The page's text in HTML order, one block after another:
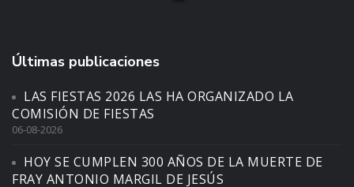
Últimas publicaciones
LAS FIESTAS 2026 LAS HA ORGANIZADO LA
COMISIÓN DE FIESTAS
06-08-2026
HOY SE CUMPLEN 300 AÑOS DE LA MUERTE DE
FRAY ANTONIO MARGIL DE JESÚS